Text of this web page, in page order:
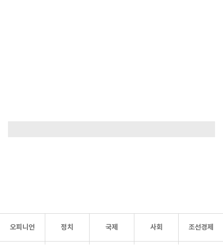
오피니언 정치 국제 사회 조선경제